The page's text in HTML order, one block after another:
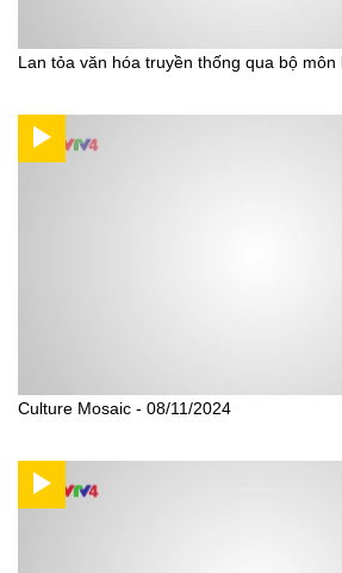
Lan tỏa văn hóa truyền thống qua bộ môn
Culture Mosaic - 08/11/2024